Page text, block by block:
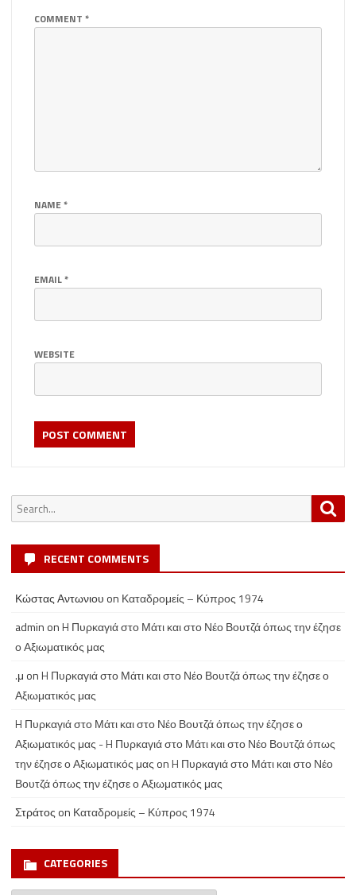
COMMENT *
NAME*
EMAIL*
WEBSITE
Search
for:
RECENT COMMENTS
Κώστας Αντωνιου on Καταδρομείς – Κύπρος 1974
admin onH Πυρκαγιά στο Μάτι και στο Νέο Βουτζά όπως την έζησε
ο Αξιωματικός μας
.μ onH Πυρκαγιά στο Μάτι και στο Νέο Βουτζά όπως την έζησε ο
Αξιωματικός μας
H Πυρκαγιά στο Μάτι και στο Νέο Βουτζά όπως την έζησε ο
Αξιωματικός μας - H Πυρκαγιά στο Μάτι και στο Νέο Βουτζά όπως
την έζησε ο Αξιωματικός μας onH Πυρκαγιά στο Μάτι και στο Νέο
Βουτζά όπως την έζησε ο Αξιωματικός μας
Στράτος on Καταδρομείς – Κύπρος 1974
CATEGORIES